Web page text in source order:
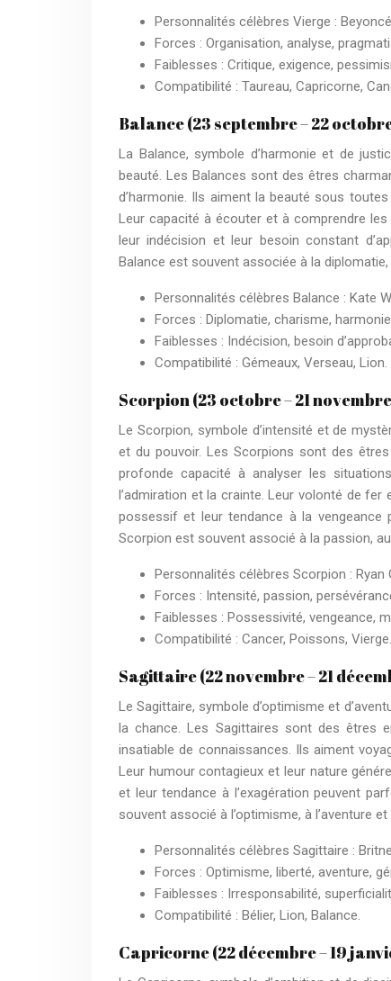
Personnalités célèbres Vierge :
Forces : Organisation, analyse,
Faiblesses : Critique, exigence,
Compatibilité : Taureau, Capricorne,
Balance (23 septembre – 22
La Balance, symbole d’harmonie et de
beauté. Les Balances sont des êtres
d’harmonie. Ils aiment la beauté sous
Leur capacité à écouter et à comprendre
leur indécision et leur besoin constant
Balance est souvent associée à la
Personnalités célèbres Balance : Kate
Forces : Diplomatie, charisme,
Faiblesses : Indécision, besoin
Compatibilité : Gémeaux, Verseau, Lion.
Scorpion (23 octobre – 21
Le Scorpion, symbole d’intensité et de
et du pouvoir. Les Scorpions sont des
profonde capacité à analyser les
l’admiration et la crainte. Leur volonté de
possessif et leur tendance à la vengeance
Scorpion est souvent associé à la passion,
Personnalités célèbres Scorpion : Ryan
Forces : Intensité, passion,
Faiblesses : Possessivité, vengeance,
Compatibilité : Cancer, Poissons, Vierge.
Sagittaire (22 novembre – 21
Le Sagittaire, symbole d’optimisme et
la chance. Les Sagittaires sont des êtres
insatiable de connaissances. Ils aiment
Leur humour contagieux et leur nature
et leur tendance à l’exagération peuvent
souvent associé à l’optimisme, à l’aventure et
Personnalités célèbres Sagittaire :
Forces : Optimisme, liberté, aventure,
Faiblesses : Irresponsabilité,
Compatibilité : Bélier, Lion, Balance.
Capricorne (22 décembre – 19